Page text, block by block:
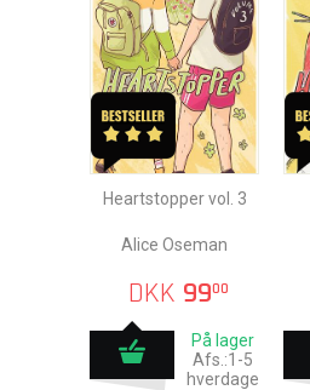
Heartstopper vol. 3
Alice Oseman
DKK 9900
På lager
Afs.:1-5
hverdage